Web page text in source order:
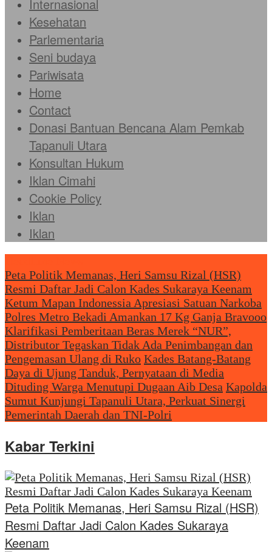
Internasional
Kesehatan
Parlementaria
Seni budaya
Pariwisata
Home
Contact
Donasi Bantuan Bencana Alam Pemkab
Tapanuli Utara
Konsultan Hukum
Iklan Cimahi
Cookie Policy
Iklan
Iklan
Peta Politik Memanas, Heri Samsu Rizal (HSR)
Resmi Daftar Jadi Calon Kades Sukaraya Keenam
Ketum Mapan Indonessia Apresiasi Satuan Narkoba
Polres Metro Bekadi Amankan 17 Kg Ganja Bravooo
Klarifikasi Pemberitaan Beras Merek “NUR”,
Distributor Tegaskan Tidak Ada Penimbangan dan
Pengemasan Ulang di Ruko Kades Batang-Batang
Daya di Ujung Tanduk, Pernyataan di Media
Dituding Warga Menutupi Dugaan Aib Desa Kapolda
Sumut Kunjungi Tapanuli Utara, Perkuat Sinergi
Pemerintah Daerah dan TNI-Polri
Kabar Terkini
Peta Politik Memanas, Heri Samsu Rizal (HSR)
Resmi Daftar Jadi Calon Kades Sukaraya
Keenam